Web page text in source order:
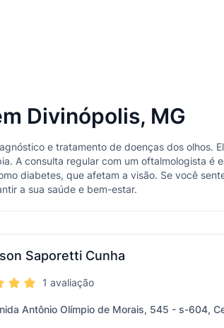
Divinópolis, MG
e tratamento de doenças dos olhos.
A consulta regular com um oftalmologista é
diabetes, que afetam a visão. Se você
a sua saúde e bem-estar.
Saporetti Cunha
1 avaliação
Antônio Olímpio de Morais, 545 - s-604,